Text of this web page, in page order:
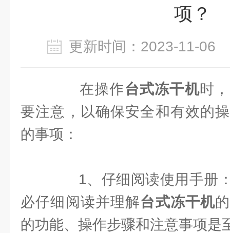
项？
更新时间：2023-11-
在操作台式冻干机时
要注意，以确保安全和有效的
的事项：
1、仔细阅读使用手册：
必仔细阅读并理解台式冻干机
的功能、操作步骤和注意事项是